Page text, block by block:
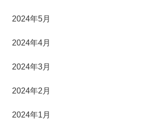
2024年5月
2024年4月
2024年3月
2024年2月
2024年1月